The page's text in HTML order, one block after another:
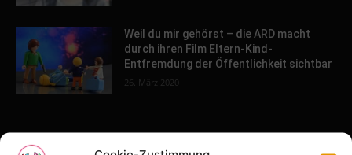
Weil du mir gehörst – die ARD macht
durch ihren Film Eltern-Kind-
Entfremdung der Öffentlichkeit sichtbar
26. März 2020
POPULAR POSTS